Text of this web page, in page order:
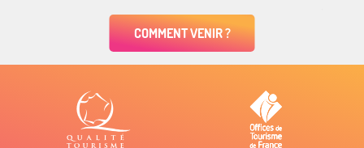
COMMENT VENIR ?